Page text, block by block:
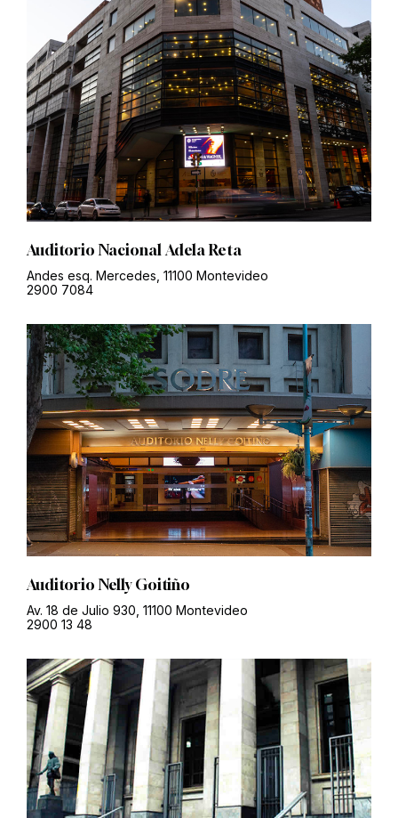
Auditorio Nacional Adela Reta
Andes esq. Mercedes, 11100 Montevideo
2900 7084
Auditorio Nelly Goitiño
Av. 18 de Julio 930, 11100 Montevideo
2900 13 48